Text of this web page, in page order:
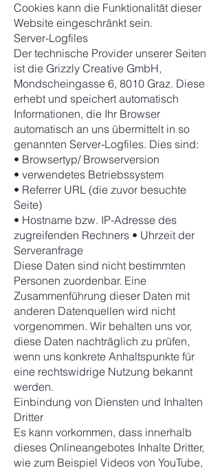
Cookies kann die Funktionalität dieser
Website eingeschränkt sein.
Server-Logfiles
Der technische Provider unserer Seiten
ist die Grizzly Creative GmbH,
Mondscheingasse 6, 8010 Graz. Diese
erhebt und speichert automatisch
Informationen, die Ihr Browser
automatisch an uns übermittelt in so
genannten Server-Logfiles. Dies sind:
• Browsertyp/ Browserversion
• verwendetes Betriebssystem
• Referrer URL (die zuvor besuchte
Seite)
• Hostname bzw. IP-Adresse des
zugreifenden Rechners • Uhrzeit der
Serveranfrage
Diese Daten sind nicht bestimmten
Personen zuordenbar. Eine
Zusammenführung dieser Daten mit
anderen Datenquellen wird nicht
vorgenommen. Wir behalten uns vor,
diese Daten nachträglich zu prüfen,
wenn uns konkrete Anhaltspunkte für
eine rechtswidrige Nutzung bekannt
werden.
Einbindung von Diensten und Inhalten
Dritter
Es kann vorkommen, dass innerhalb
dieses Onlineangebotes Inhalte Dritter,
wie zum Beispiel Videos von YouTube,